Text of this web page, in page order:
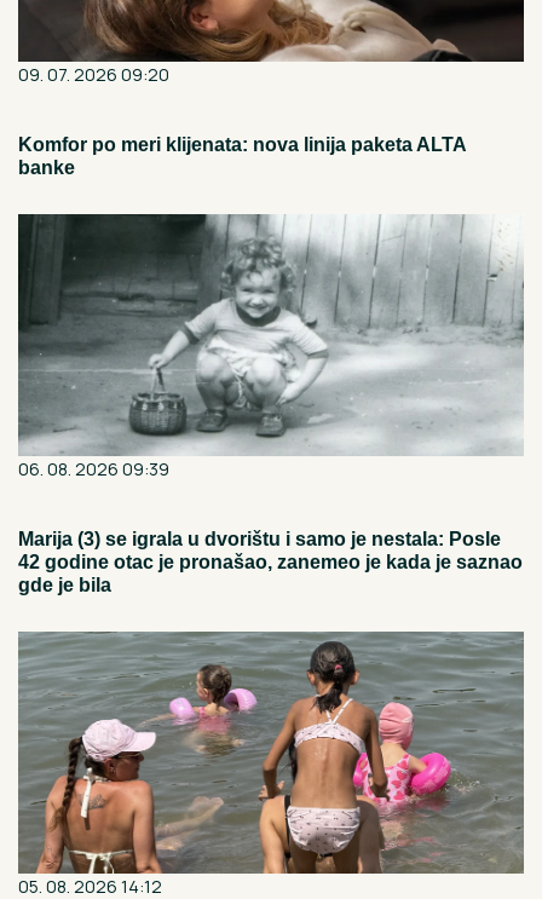
09. 07. 2026 09:20
Komfor po meri klijenata: nova linija paketa ALTA
banke
06. 08. 2026 09:39
Marija (3) se igrala u dvorištu i samo je nestala: Posle
42 godine otac je pronašao, zanemeo je kada je saznao
gde je bila
05. 08. 2026 14:12